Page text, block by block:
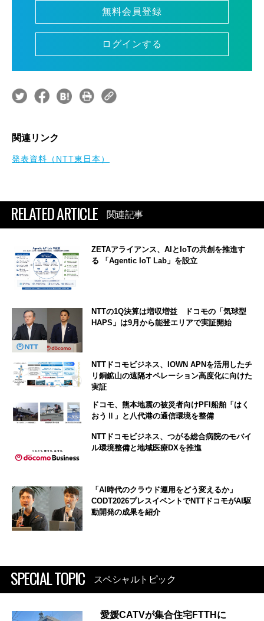
無料会員登録
ログインする
関連リンク
発表資料（NTT東日本）
RELATED ARTICLE 関連記事
ZETAアライアンス、AIとIoTの共創を推進す
る 「Agentic IoT Lab」を設立
NTTの1Q決算は増収増益 ドコモの「気球型
HAPS」は9月から能登エリアで実証開始
NTTドコモビジネス、IOWN APNを活用したチ
リ銅鉱山の遠隔オペレーション高度化に向けた
実証
ドコモ、熊本地震の被災者向けPFI船舶「はく
おうⅡ」と八代港の通信環境を整備
NTTドコモビジネス、つがる総合病院のモバイ
ル環境整備と地域医療DXを推進
「AI時代のクラウド運用をどう変えるか」
CODT2026プレスイベントでNTTドコモがAI駆
動開発の成果を紹介
SPECIAL TOPIC スペシャルトピック
愛媛CATVが集合住宅FTTHに